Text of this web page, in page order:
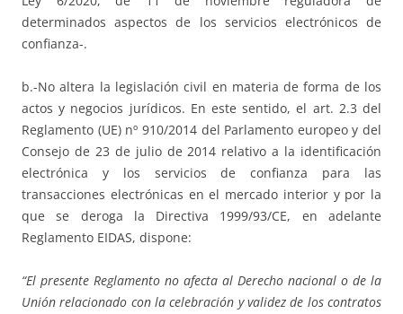
determinados aspectos de los servicios electrónicos de
confianza-.
b.-No altera la legislación civil en materia de forma de los
actos y negocios jurídicos. En este sentido, el art. 2.3 del
Reglamento (UE) nº 910/2014 del Parlamento europeo y del
Consejo de 23 de julio de 2014 relativo a la identificación
electrónica y los servicios de confianza para las
transacciones electrónicas en el mercado interior y por la
que se deroga la Directiva 1999/93/CE, en adelante
Reglamento EIDAS, dispone:
“El presente Reglamento no afecta al Derecho nacional o de la
Unión relacionado con la celebración y validez de los contratos